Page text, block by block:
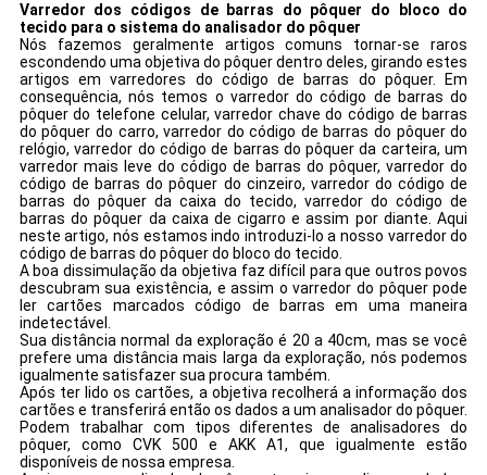
Varredor dos códigos de barras do pôquer do bloco do
tecido para o sistema do analisador do pôquer
Nós fazemos geralmente artigos comuns tornar-se raros
escondendo uma objetiva do pôquer dentro deles, girando estes
artigos em varredores do código de barras do pôquer. Em
consequência, nós temos o varredor do código de barras do
pôquer do telefone celular, varredor chave do código de barras
do pôquer do carro, varredor do código de barras do pôquer do
relógio, varredor do código de barras do pôquer da carteira, um
varredor mais leve do código de barras do pôquer, varredor do
código de barras do pôquer do cinzeiro, varredor do código de
barras do pôquer da caixa do tecido, varredor do código de
barras do pôquer da caixa de cigarro e assim por diante. Aqui
neste artigo, nós estamos indo introduzi-lo a nosso varredor do
código de barras do pôquer do bloco do tecido.
A boa dissimulação da objetiva faz difícil para que outros povos
descubram sua existência, e assim o varredor do pôquer pode
ler cartões marcados código de barras em uma maneira
indetectável.
Sua distância normal da exploração é 20 a 40cm, mas se você
prefere uma distância mais larga da exploração, nós podemos
igualmente satisfazer sua procura também.
Após ter lido os cartões, a objetiva recolherá a informação dos
cartões e transferirá então os dados a um analisador do pôquer.
Podem trabalhar com tipos diferentes de analisadores do
pôquer, como CVK 500 e AKK A1, que igualmente estão
disponíveis de nossa empresa.